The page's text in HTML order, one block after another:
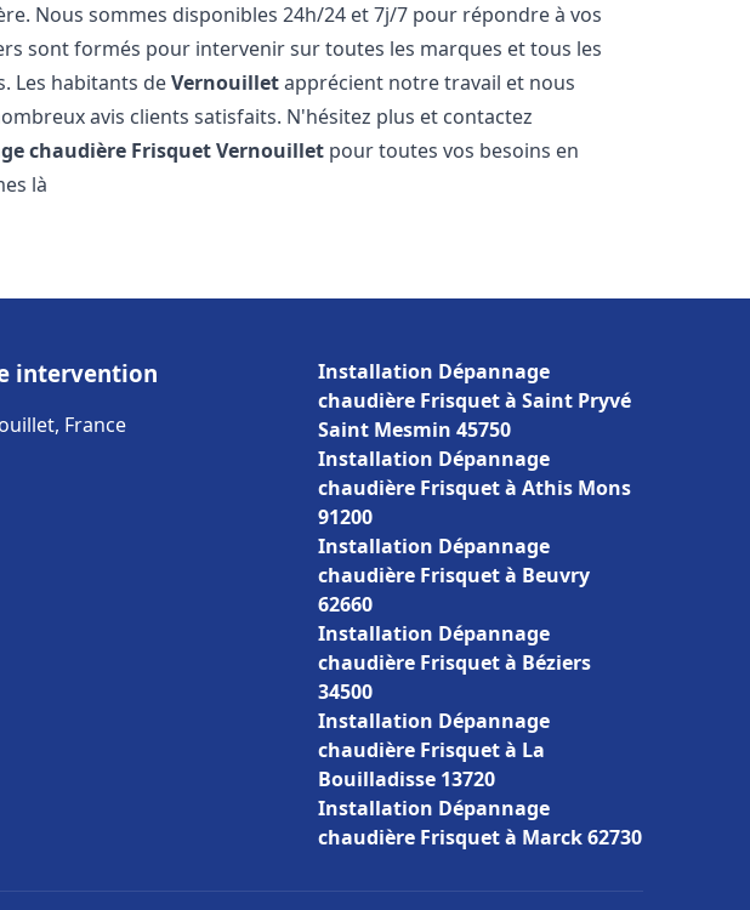
Nous sommes disponibles 24h/24 et 7j/7 pour répondre à vos
sont formés pour intervenir sur toutes les marques et tous les
Les habitants deVernouilletapprécient notre travail et nous
avis clients satisfaits. N'hésitez plus et contactez
chaudière FrisquetVernouillet pour toutes vos besoins en
là
intervention
France
Installation Dépannage
chaudière Frisquet à Saint Pryvé
Saint Mesmin 45750
Installation Dépannage
chaudière Frisquet à Athis Mons
91200
Installation Dépannage
chaudière Frisquet à Beuvry
62660
Installation Dépannage
chaudière Frisquet à Béziers
34500
Installation Dépannage
chaudière Frisquet à La
Bouilladisse 13720
Installation Dépannage
chaudière Frisquet à Marck 62730